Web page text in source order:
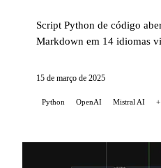
Script Python de código
Markdown em 14 idiomas
protegido por 14 hooks de
15 de março de 2025
Python OpenAI Mistral AI